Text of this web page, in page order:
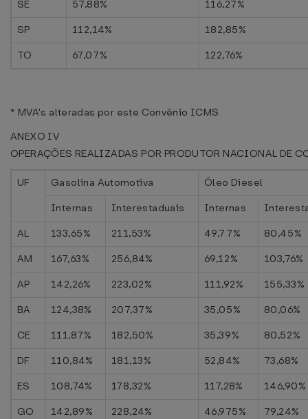
SE
57,88%
116,27%
SP
112,14%
182,85%
TO
67,07% 122,76%
* MVA's alteradas por este Convênio ICMS
ANEXO IV
OPERAÇÕES REALIZADAS POR PRODUTOR NACIONAL DE
UF Gasolina Automotiva
Óleo Diesel
Internas
Interestaduais Internas
AL
133,65% 211,53% 49,77%
80,45%
AM
167,63% 256,84% 69,12%
103,76%
AP
142,26% 223,02% 111,92%
155,33%
BA
124,38% 207,37% 35,05%
80,06%
CE
111,87% 182,50% 35,39%
80,52%
DF
110,84% 181,13% 52,84%
73,68%
ES
108,74% 178,32% 117,28%
146,90%
GO
142,89% 228,24% 46,975%
79,24%